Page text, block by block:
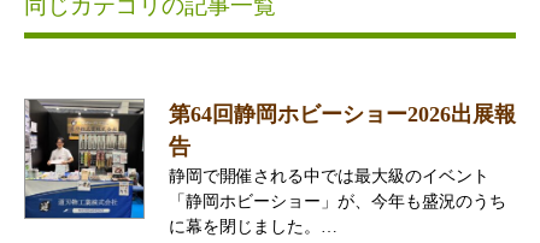
同じカテゴリの記事一覧
第64回静岡ホビーショー2026出展報
告
静岡で開催される中では最大級のイベント
「静岡ホビーショー」が、今年も盛況のうち
に幕を閉じました。…